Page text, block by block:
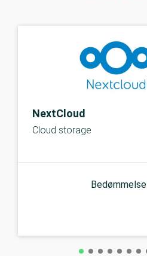
NextCloud
Cloud storage
Bedømmelse